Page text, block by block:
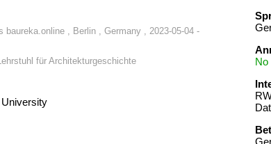
baureka.online , Berlin , Germany , 2023-05-04 -
für Architekturgeschichte
No